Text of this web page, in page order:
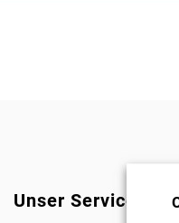
Unser Service